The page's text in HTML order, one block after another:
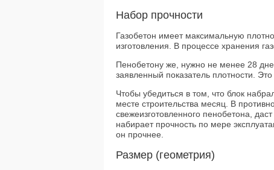
Набор прочности
Газобетон имеет максимальную
изготовления. В процессе хранения
Пенобетону же, нужно не менее 28
заявленный показатель плотности.
Чтобы убедиться в том, что блок
месте строительства месяц. В
свежеизготовленного пенобетона,
набирает прочность по мере
он прочнее.
Размер (геометрия)